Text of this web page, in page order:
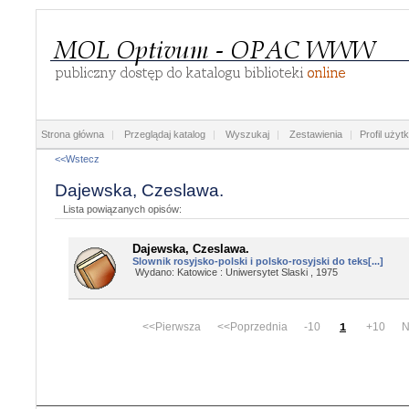
Strona główna | Przeglądaj katalog | Wyszukaj | Zestawienia | Profil
<<Wstecz
Dajewska, Czeslawa.
Lista powiązanych opisów:
Dajewska, Czeslawa.
Slownik rosyjsko-polski i polsko-rosyjski do teks[...]
Wydano: Katowice : Uniwersytet Slaski , 1975
<<Pierwsza <<Poprzednia -10 1 +10